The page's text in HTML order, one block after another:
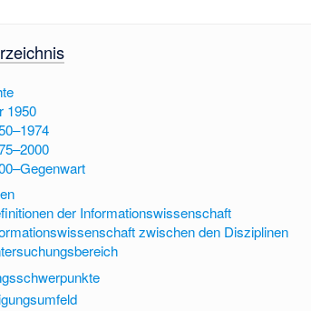
1950
der Informationswissenschaft
zwischen den Disziplinen